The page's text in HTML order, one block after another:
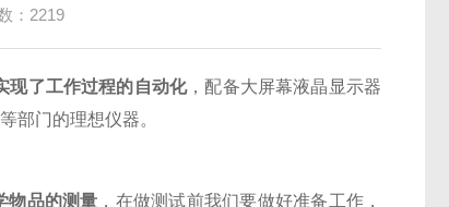
：2219
现了工作过程的自动化，配备大屏幕液晶显示器
部门的理想仪器。
物品的测量 ，在做测试前我们要做好准备工作，